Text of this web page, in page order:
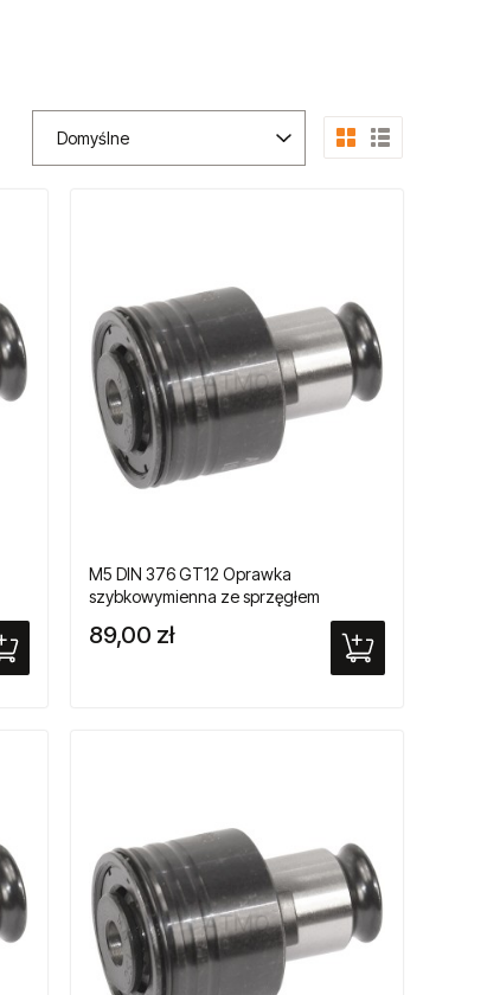
M5 DIN 376 GT12 Oprawka
szybkowymienna ze sprzęgłem
przeciążeniowym do gwintowników
maszynowych
89,00 zł